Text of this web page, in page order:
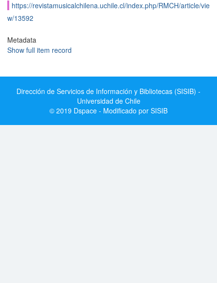
https://revistamusicalchilena.uchile.cl/index.php/RMCH/article/vie
w/13592
Metadata
Show full item record
Dirección de Servicios de Información y Bibliotecas (SISIB) -
Universidad de Chile
© 2019 Dspace - Modificado por SISIB